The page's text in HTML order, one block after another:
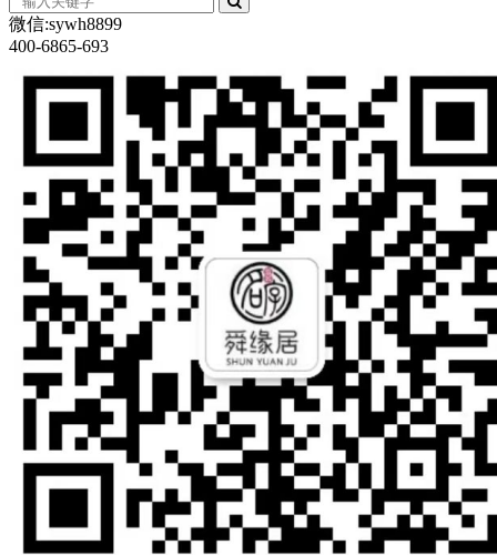
微信:sywh8899
400-6865-693